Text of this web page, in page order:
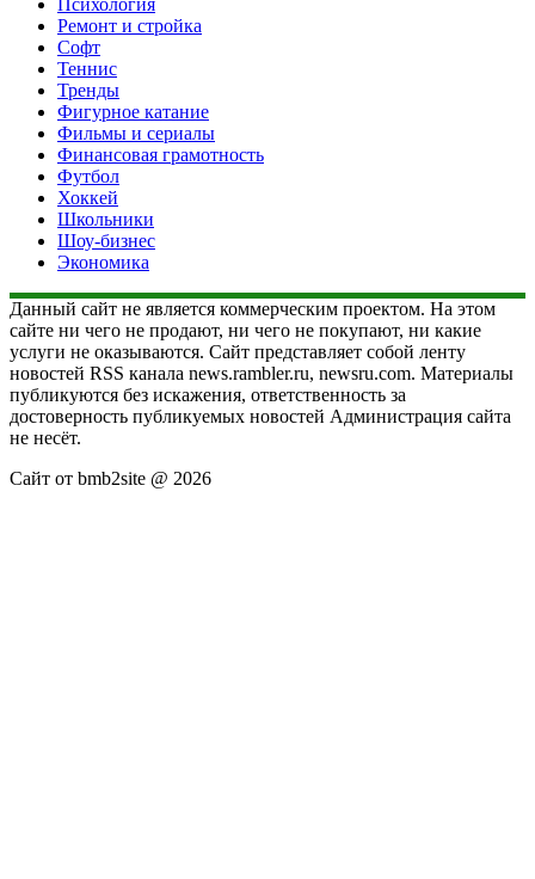
Ремонт и стройка
Софт
Теннис
Тренды
Фигурное катание
Фильмы и сериалы
Финансовая грамотность
Футбол
Хоккей
Школьники
Шоу-бизнес
Экономика
Данный сайт не является коммерческим проектом. На этом
сайте ни чего не продают, ни чего не покупают, ни какие
услуги не оказываются. Сайт представляет собой ленту
новостей RSS канала news.rambler.ru, newsru.com. Материалы
публикуются без искажения, ответственность за
достоверность публикуемых новостей Администрация сайта
не несёт.
Сайт от bmb2site @ 2026